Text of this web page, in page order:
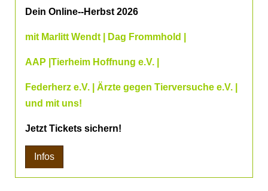
Dein Online--Herbst 2026
mit Marlitt Wendt | Dag Frommhold |
AAP |Tierheim Hoffnung e.V. |
Federherz e.V. | Ärzte gegen Tierversuche e.V. |
und mit uns!
Jetzt Tickets sichern!
Infos